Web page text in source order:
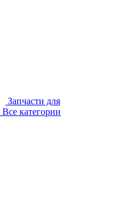
Запчасти для
Все категории